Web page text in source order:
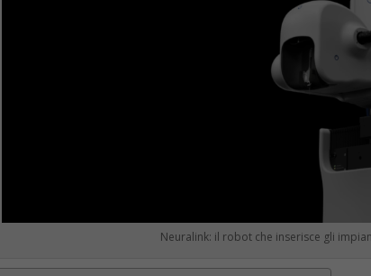
Neuralink: il robot che inserisce gli